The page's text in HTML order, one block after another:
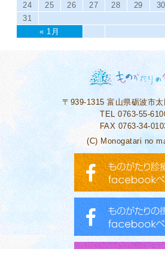
« 1月
24
25 26 27 28 29
30
31
〒939-1315富山県砺波市
TEL 0763-55-
FAX 0763-34-
(C) Monogatari no